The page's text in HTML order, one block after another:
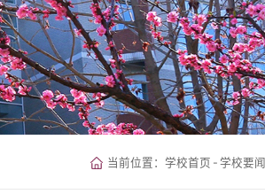
当前位置： 学校首页 - 学校要闻